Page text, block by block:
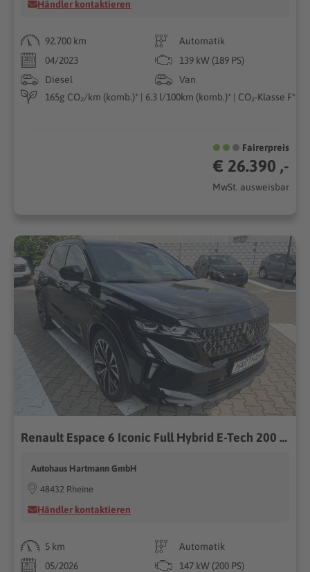
Händler kontaktieren
92.700 km
Automatik
04/2023
139 kW (189 PS)
Diesel
Van
165g CO₂/km (komb.)* | 6.3 l/100km (komb.)* | CO₂-Klasse F*
Fairerpreis
€ 26.390 ,-
MwSt. ausweisbar
Renault Espace 6 Iconic Full Hybrid E-Tech 200 5-Sitzer
Autohaus Hartmann GmbH
48432 Rheine
Händler kontaktieren
5 km
Automatik
05/2026
147 kW (200 PS)